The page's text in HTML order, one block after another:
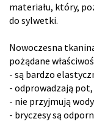
materiału, który,
do sylwetki.
Nowoczesna
pożądane
- są bardzo
- odprowadzają pot,
- nie przyjmują
- bryczesy są